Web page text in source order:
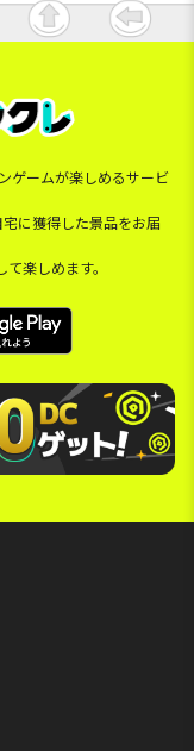
ゲームが楽しめるサービ
に獲得した景品をお届
楽しめます。